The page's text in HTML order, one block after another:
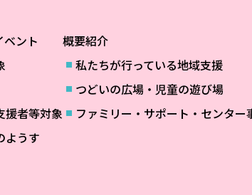
ベント
援者等対象
ようす
概要紹介
私たちが行っている地域支援
つどいの広場・児童の遊び場
ファミリー・サポート・センター